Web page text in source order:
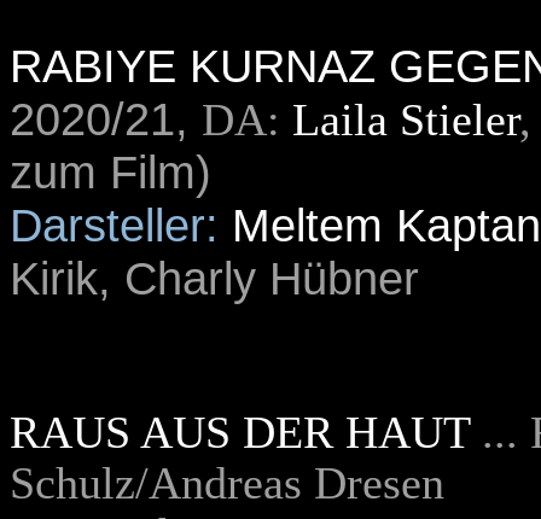
RABIYE KURNAZ
2020/21, DA: Laila Stieler,
zum Film)
Darsteller: Meltem Kaptan
Kirik, Charly Hübner
RAUS AUS DER HAUT ...
Schulz/Andreas Dresen